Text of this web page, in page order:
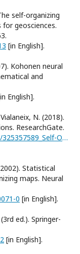
self-organizing
geosciences.
[in English].
Kohonen neural
and
English].
N. (2018).
ResearchGate.
https://www.researchgate.net/publication/325357589_Self-OrganizingMaps_theory_and_applications
Statistical
maps. Neural
0 [in English].
ed.). Springer-
[in English].